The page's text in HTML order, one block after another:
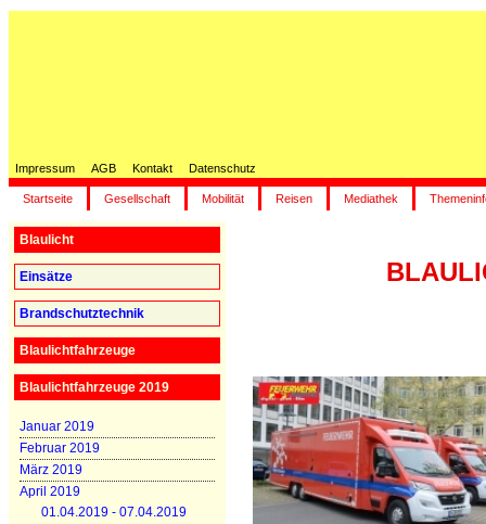
Impressum AGB Kontakt Datenschutz
Startseite Gesellschaft Mobilität Reisen Mediathek
Blaulicht
Einsätze
Brandschutztechnik
Blaulichtfahrzeuge
Blaulichtfahrzeuge 2019
Januar 2019
Februar 2019
März 2019
April 2019
01.04.2019 - 07.04.2019